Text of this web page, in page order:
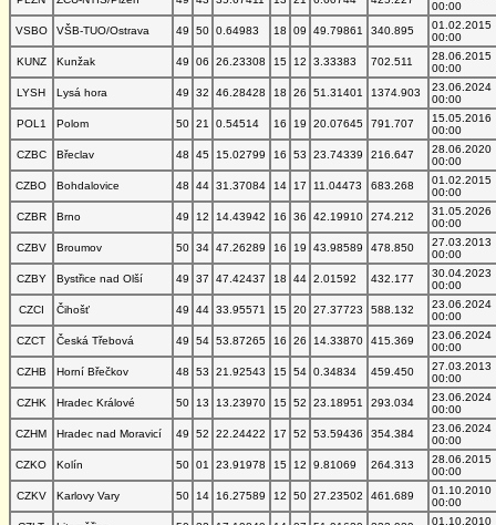
00:00
VSBO
VŠB-TUO/Ostrava 49 50 0.64983 18 09 49.79861 340.895
01.02.2015
00:00
KUNZ
Kunžak 49 06 26.23308 15 12 3.33383 702.511
28.06.2015
00:00
LYSH
Lysá hora 49 32 46.28428 18 26 51.31401 1374.903
23.06.2024
00:00
POL1
Polom 50 21 0.54514 16 19 20.07645 791.707
15.05.2016
00:00
CZBC
Břeclav 48 45 15.02799 16 53 23.74339 216.647
28.06.2020
00:00
CZBO
Bohdalovice 48 44 31.37084 14 17 11.04473 683.268
01.02.2015
00:00
CZBR
Brno 49 12 14.43942 16 36 42.19910 274.212
31.05.2026
00:00
CZBV
Broumov 50 34 47.26289 16 19 43.98589 478.850
27.03.2013
00:00
CZBY
Bystřice nad Olší 49 37 47.42437 18 44 2.01592 432.177
30.04.2023
00:00
CZCI
Čihošť 49 44 33.95571 15 20 27.37723 588.132
23.06.2024
00:00
CZCT
Česká Třebová 49 54 53.87265 16 26 14.33870 415.369
23.06.2024
00:00
CZHB
Horní Břečkov 48 53 21.92543 15 54 0.34834 459.450
27.03.2013
00:00
CZHK
Hradec Králové 50 13 13.23970 15 52 23.18951 293.034
23.06.2024
00:00
CZHM
Hradec nad Moravicí 49 52 22.24422 17 52 53.59436 354.384
23.06.2024
00:00
CZKO
Kolín 50 01 23.91978 15 12 9.81069 264.313
28.06.2015
00:00
CZKV
Karlovy Vary 50 14 16.27589 12 50 27.23502 461.689
01.10.2010
00:00
01.10.2010